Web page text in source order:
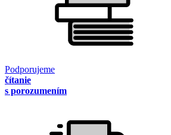
Podporujeme
čítanie
s porozumením